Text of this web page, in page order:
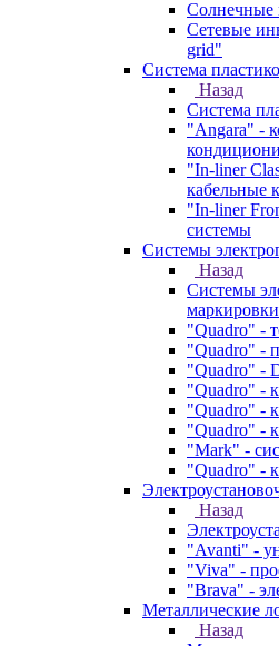
Солнечные
Сетевые
grid"
Система
Назад
Система
"Angara" -
"In-liner
кабельные
"In-liner
системы
Системы
Назад
Системы
маркировки
"Quadro" -
"Quadro" -
"Quadro" -
"Quadro" -
"Quadro" -
"Quadro" -
"Mark" -
"Quadro" -
Назад
"Avanti" -
"Viva" -
"Brava" -
Металлические
Назад